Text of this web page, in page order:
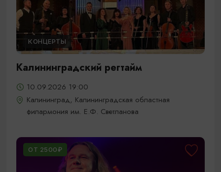
КОНЦЕРТЫ
Калининградский регтайм
10.09.2026 19:00
Калининград, Калининградская областная
филармония им. Е.Ф. Светланова
ОТ 2500₽